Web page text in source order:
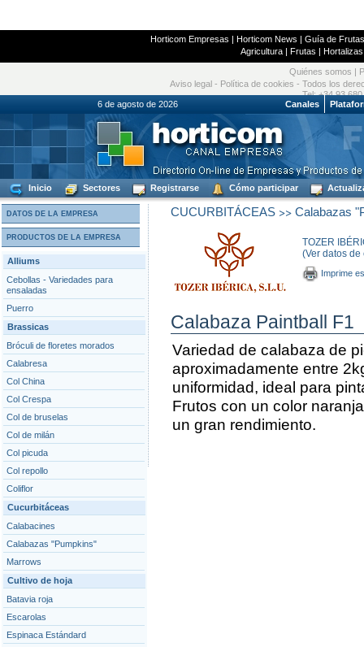
Horticom Empresas | Horticom News | Guía de
Agricultura| Frutas | Hortalizas
Quiénes somos
Aviso legal - Política de cookies - Todos los
Tel: +34 93
6 de agosto de 2026
Canales
Inicio Sectores Registrarse Cómo participar
DATOS DE LA EMPRESA
PRODUCTOS DE LA EMPRESA
Alliums
Cebollas - Variedades para
ensaladas
Puerro
Brassicas
Bróculi de floretes morados
Calabresa
Col China
Col Crespa
Col de bruselas
Col de milán
Col picuda
Col repollo
Coliflor
Cucurbitáceas
Calabacines
Calabazas "Pumpkins"
Marrows
Cultivo de hoja
Batavia roja
Escarolas
Espinaca Estándard
CUCURBITÁCEAS>> Calabazas
TOZER
(Ver datos
Imprime
Calabaza Paintball F1
Variedad de calabaza de
aproximadamente entre
uniformidad, ideal para
Frutos con un color
un gran rendimiento.